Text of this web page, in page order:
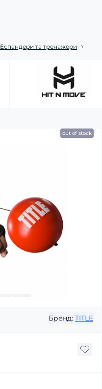
Еспандери та тренажери
out of stock
Бренд: TITLE